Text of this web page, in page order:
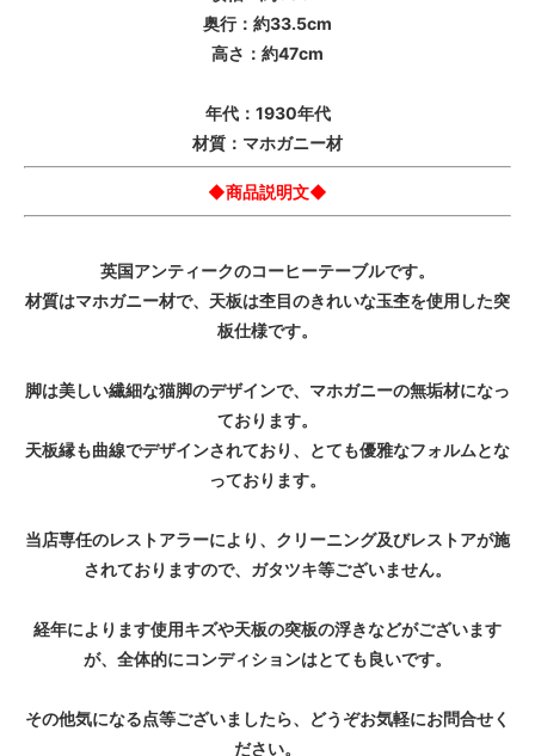
奥行：約33.5cm
高さ：約47cm
年代：1930年代
材質：マホガニー材
◆商品説明文◆
英国アンティークのコーヒーテーブルです。
材質はマホガニー材で、天板は杢目のきれいな玉杢を使用した突
板仕様です。
脚は美しい繊細な猫脚のデザインで、マホガニーの無垢材になっ
ております。
天板縁も曲線でデザインされており、とても優雅なフォルムとな
っております。
当店専任のレストアラーにより、クリーニング及びレストアが施
されておりますので、ガタツキ等ございません。
経年によります使用キズや天板の突板の浮きなどがございます
が、全体的にコンディションはとても良いです。
その他気になる点等ございましたら、どうぞお気軽にお問合せく
ださい。